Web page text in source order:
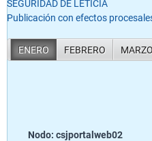
SEGURIDAD DE LETICIA
Publicación con efectos
ENERO FEBRERO
Nodo: csjportalweb02